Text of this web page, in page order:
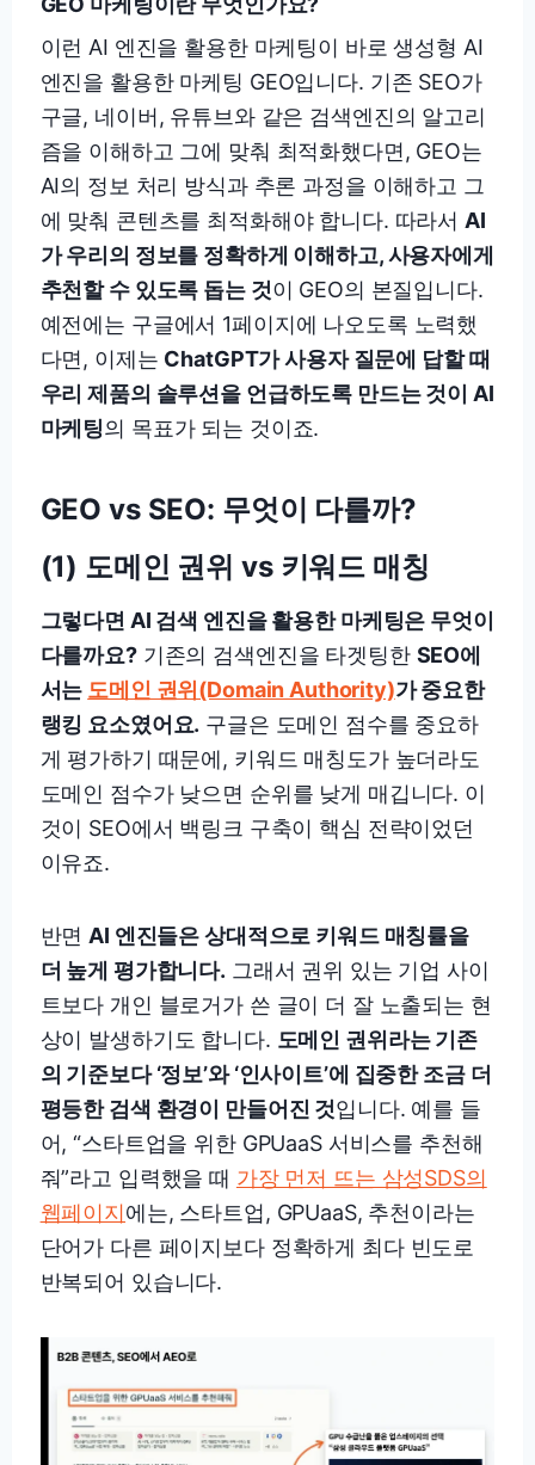
이런 AI 엔진을 활용한 마케팅이 바로 생성형 AI
엔진을 활용한 마케팅 GEO입니다. 기존 SEO가
구글, 네이버, 유튜브와 같은 검색엔진의 알고리
즘을 이해하고 그에 맞춰 최적화했다면, GEO는
AI의 정보 처리 방식과 추론 과정을 이해하고 그
에 맞춰 콘텐츠를 최적화해야 합니다. 따라서 AI
가 우리의 정보를 정확하게 이해하고, 사용자에게
추천할 수 있도록 돕는 것이 GEO의 본질입니다.
예전에는 구글에서 1페이지에 나오도록 노력했
다면, 이제는 ChatGPT가 사용자 질문에 답할 때
우리 제품의 솔루션을 언급하도록 만드는 것이 AI
마케팅의 목표가 되는 것이죠.
GEO vs SEO: 무엇이 다를까?
(1) 도메인 권위 vs 키워드 매칭
그렇다면 AI 검색 엔진을 활용한 마케팅은 무엇이
다를까요?기존의 검색엔진을 타겟팅한 SEO에
서는 도메인 권위(Domain Authority)가 중요한
랭킹 요소였어요. 구글은 도메인 점수를 중요하
게 평가하기 때문에, 키워드 매칭도가 높더라도
도메인 점수가 낮으면 순위를 낮게 매깁니다. 이
것이 SEO에서 백링크 구축이 핵심 전략이었던
이유죠.
반면AI 엔진들은 상대적으로 키워드 매칭률을
더 높게 평가합니다. 그래서 권위 있는 기업 사이
트보다 개인 블로거가 쓴 글이 더 잘 노출되는 현
상이 발생하기도 합니다. 도메인 권위라는 기존
의 기준보다 ‘정보’와 ‘인사이트’에 집중한 조금 더
평등한 검색 환경이 만들어진 것입니다. 예를 들
어, “스타트업을 위한 GPUaaS 서비스를 추천해
줘”라고 입력했을 때 가장 먼저 뜨는 삼성SDS의
웹페이지에는, 스타트업, GPUaaS, 추천이라는
단어가 다른 페이지보다 정확하게 최다 빈도로
반복되어 있습니다.